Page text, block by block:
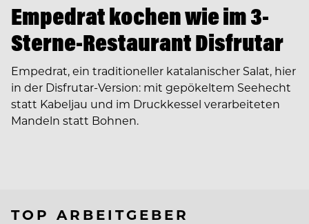
Empedrat kochen wie im 3-
Sterne-Restaurant Disfrutar
Empedrat, ein traditioneller katalanischer Salat, hier
in der Disfrutar-Version: mit gepökeltem Seehecht
statt Kabeljau und im Druckkessel verarbeiteten
Mandeln statt Bohnen.
TOP ARBEITGEBER